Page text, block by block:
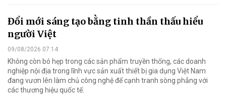
Đổi mới sáng tạo bằng tinh thần thấu hiểu
người Việt
09/08/2026 07:14
Không còn bó hẹp trong các sản phẩm truyền thống, các doanh
nghiệp nội địa trong lĩnh vực sản xuất thiết bị gia dụng Việt Nam
đang vươn lên làm chủ công nghệ để cạnh tranh sòng phẳng với
các thương hiệu quốc tế.